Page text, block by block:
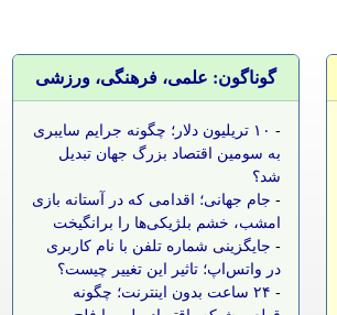
گوناگون: علمی، فرهنگی، ورزشی
-
۱۰ تریلیون دلار؛ چگونه جرایم سایبری
به سومین اقتصاد بزرگ جهان تبدیل
شد؟
- جام جهانی؛ اقدامی که در آستانه بازی
امشب، خشم بلژیکی‌ها را برانگیخت
- جایگزینی شماره تلفن با نام کاربری
در واتس‌اپ؛ تاثیر این تغییر چیست؟
-
۲۴ ساعت بدون اینترنت؛ چگونه